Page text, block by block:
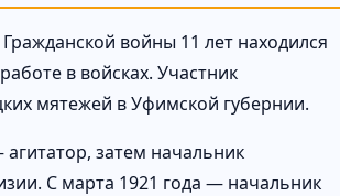
войны 11 лет находился
в войсках. Участник
мятежей в Уфимской губернии.
затем начальник
С марта 1921 года — начальник